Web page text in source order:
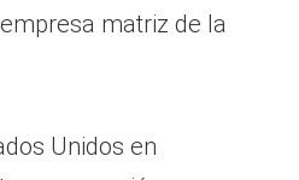
matriz de la
Unidos en